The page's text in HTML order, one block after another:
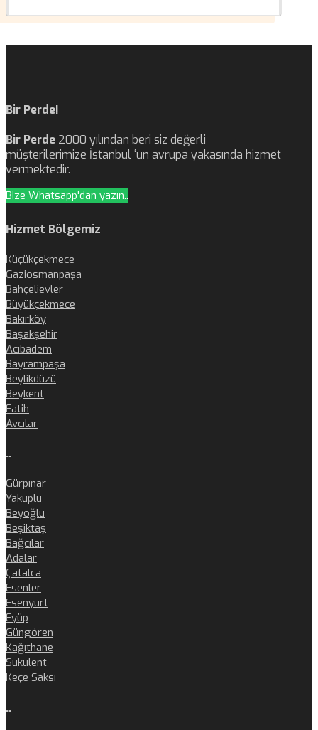
Bir Perde!
Bir Perde 2000 yılından beri siz değerli
müşterilerimize İstanbul ‘un avrupa yakasında hizmet
vermektedir.
Bize Whatsapp'dan yazın..
Hizmet Bölgemiz
Küçükçekmece
Gaziosmanpaşa
Bahçelievler
Büyükçekmece
Bakırköy
Başakşehir
Acıbadem
Bayrampaşa
Beylikdüzü
Beykent
Fatih
Avcılar
..
Gürpınar
Yakuplu
Beyoğlu
Beşiktaş
Bağcılar
Adalar
Çatalca
Esenler
Esenyurt
Eyüp
Güngören
Kağıthane
Sukulent
Keçe Saksı
..